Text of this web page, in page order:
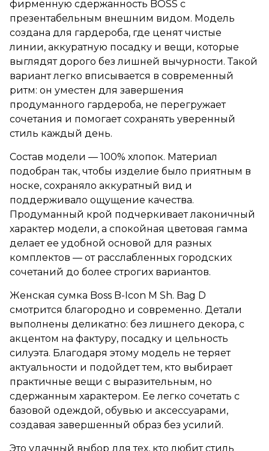
фирменную сдержанность BOSS с
презентабельным внешним видом. Модель
создана для гардероба, где ценят чистые
линии, аккуратную посадку и вещи, которые
выглядят дорого без лишней вычурности. Такой
вариант легко вписывается в современный
ритм: он уместен для завершения
продуманного гардероба, не перегружает
сочетания и помогает сохранять уверенный
стиль каждый день.
Состав модели — 100% хлопок. Материал
подобран так, чтобы изделие было приятным в
носке, сохраняло аккуратный вид и
поддерживало ощущение качества.
Продуманный крой подчеркивает лаконичный
характер модели, а спокойная цветовая гамма
делает ее удобной основой для разных
комплектов — от расслабленных городских
сочетаний до более строгих вариантов.
Женская сумка Boss B-Icon M Sh. Bag D
смотрится благородно и современно. Детали
выполнены деликатно: без лишнего декора, с
акцентом на фактуру, посадку и цельность
силуэта. Благодаря этому модель не теряет
актуальности и подойдет тем, кто выбирает
практичные вещи с выразительным, но
сдержанным характером. Ее легко сочетать с
базовой одеждой, обувью и аксессуарами,
создавая завершенный образ без усилий.
Это удачный выбор для тех, кто любит стиль